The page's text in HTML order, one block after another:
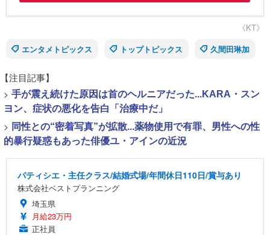
《KT》
エンタメトピックス
トップトピックス 久間田琳加
【注目記事】
> 手が震え続けた原因は首のヘルニアだった...KARA・スン
ヨン、症状の悪化を告白「治療中だ」
> 同性との“密着写真”が拡散...薬物使用で有罪、男性への性
的暴行疑惑もあった俳優ユ・アインの近況
パティシエ・主任クラス/結婚式場/年間休日110日/賞与あり
株式会社ベストプランニング
埼玉県
月給23万円
正社員